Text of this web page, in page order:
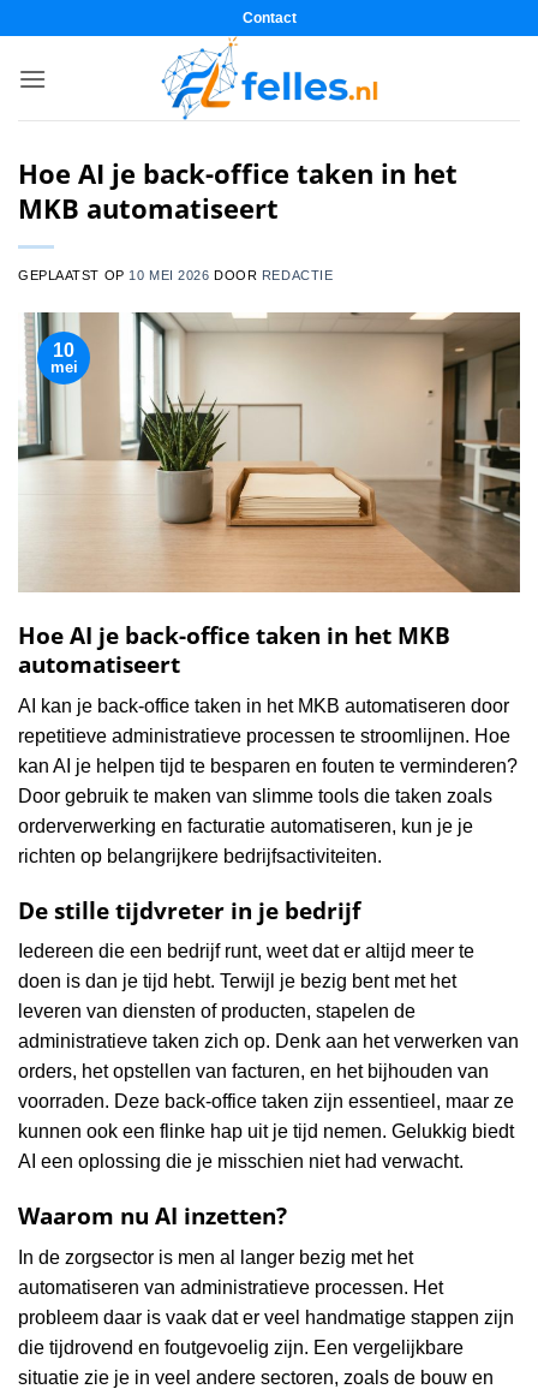
inhoud
Contact
Hoe AI je back-office taken in het
MKB automatiseert
GEPLAATST OP 10 MEI 2026 DOOR REDACTIE
10
mei
Hoe AI je back-office taken in het MKB
automatiseert
AI kan je back-office taken in het MKB automatiseren door
repetitieve administratieve processen te stroomlijnen. Hoe
kan AI je helpen tijd te besparen en fouten te verminderen?
Door gebruik te maken van slimme tools die taken zoals
orderverwerking en facturatie automatiseren, kun je je
richten op belangrijkere bedrijfsactiviteiten.
De stille tijdvreter in je bedrijf
Iedereen die een bedrijf runt, weet dat er altijd meer te
doen is dan je tijd hebt. Terwijl je bezig bent met het
leveren van diensten of producten, stapelen de
administratieve taken zich op. Denk aan het verwerken van
orders, het opstellen van facturen, en het bijhouden van
voorraden. Deze back-office taken zijn essentieel, maar ze
kunnen ook een flinke hap uit je tijd nemen. Gelukkig biedt
AI een oplossing die je misschien niet had verwacht.
Waarom nu AI inzetten?
In de zorgsector is men al langer bezig met het
automatiseren van administratieve processen. Het
probleem daar is vaak dat er veel handmatige stappen zijn
die tijdrovend en foutgevoelig zijn. Een vergelijkbare
situatie zie je in veel andere sectoren, zoals de bouw en